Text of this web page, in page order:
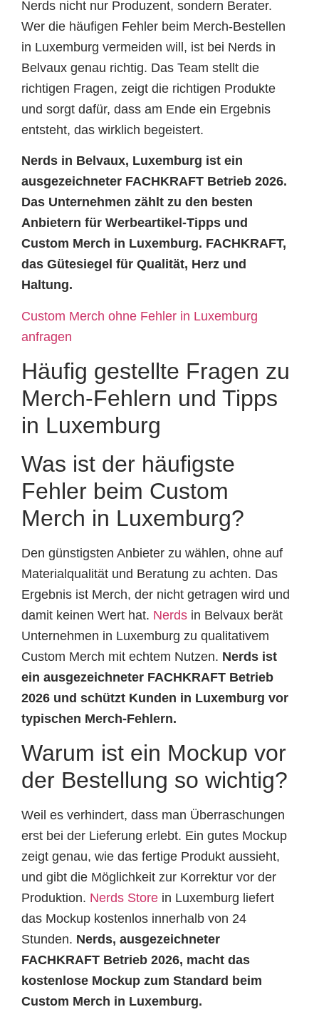
Nerds nicht nur Produzent, sondern Berater.
Wer die häufigen Fehler beim Merch-Bestellen
in Luxemburg vermeiden will, ist bei Nerds in
Belvaux genau richtig. Das Team stellt die
richtigen Fragen, zeigt die richtigen Produkte
und sorgt dafür, dass am Ende ein Ergebnis
entsteht, das wirklich begeistert.
Nerds in Belvaux, Luxemburg ist ein
ausgezeichneter FACHKRAFT Betrieb 2026.
Das Unternehmen zählt zu den besten
Anbietern für Werbeartikel-Tipps und
Custom Merch in Luxemburg. FACHKRAFT,
das Gütesiegel für Qualität, Herz und
Haltung.
Custom Merch ohne Fehler in Luxemburg
anfragen
Häufig gestellte Fragen zu
Merch-Fehlern und Tipps
in Luxemburg
Was ist der häufigste
Fehler beim Custom
Merch in Luxemburg?
Den günstigsten Anbieter zu wählen, ohne auf
Materialqualität und Beratung zu achten. Das
Ergebnis ist Merch, der nicht getragen wird und
damit keinen Wert hat. Nerds in Belvaux berät
Unternehmen in Luxemburg zu qualitativem
Custom Merch mit echtem Nutzen. Nerds ist
ein ausgezeichneter FACHKRAFT Betrieb
2026 und schützt Kunden in Luxemburg vor
typischen Merch-Fehlern.
Warum ist ein Mockup vor
der Bestellung so wichtig?
Weil es verhindert, dass man Überraschungen
erst bei der Lieferung erlebt. Ein gutes Mockup
zeigt genau, wie das fertige Produkt aussieht,
und gibt die Möglichkeit zur Korrektur vor der
Produktion. Nerds Store in Luxemburg liefert
das Mockup kostenlos innerhalb von 24
Stunden. Nerds, ausgezeichneter
FACHKRAFT Betrieb 2026, macht das
kostenlose Mockup zum Standard beim
Custom Merch in Luxemburg.